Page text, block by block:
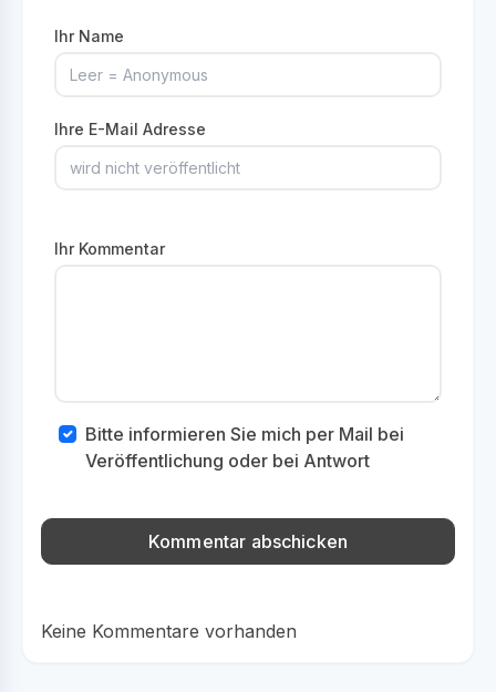
Ihr Name
Ihre E-Mail Adresse
Ihr Kommentar
Bitte informieren Sie mich per Mail bei
Veröffentlichung oder bei Antwort
Keine Kommentare vorhanden